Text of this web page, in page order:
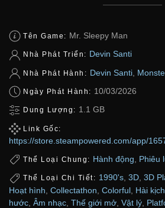
Tên Game: Mr. Sleepy Man
Nhà Phát Triển: Devin Santi
Nhà Phát Hành: Devin Santi,
Ngày Phát Hành: 10/03/2026
Dung Lượng: 1.1 GB
Link Gốc:
https://store.steampowered.com/app/
Thể Loại Chung: Hành động Phiêu
Thể Loại Chi Tiết: 1990's, 3D, 3D
Hoạt hình Collectathon Colorful Hài kịch
hước Âm nhạc Thế giới mở Vật lý